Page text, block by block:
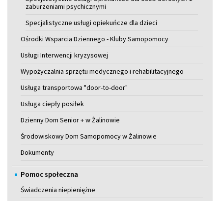
zaburzeniami psychicznymi
Specjalistyczne usługi opiekuńcze dla dzieci
Ośrodki Wsparcia Dziennego - Kluby Samopomocy
Usługi Interwencji kryzysowej
Wypożyczalnia sprzętu medycznego i rehabilitacyjnego
Usługa transportowa "door-to-door"
Usługa ciepły posiłek
Dzienny Dom Senior + w Żalinowie
Środowiskowy Dom Samopomocy w Żalinowie
Dokumenty
Pomoc społeczna
Świadczenia niepieniężne